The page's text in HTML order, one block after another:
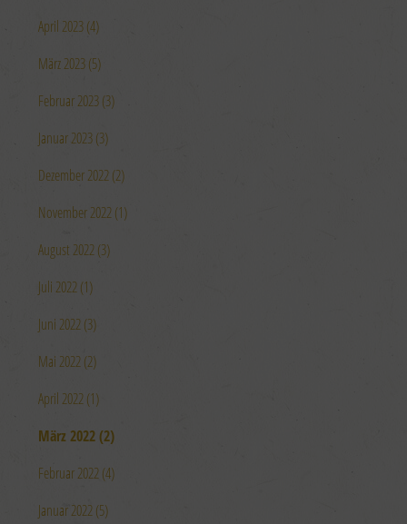
April 2023 (4)
März 2023 (5)
Februar 2023 (3)
Januar 2023 (3)
Dezember 2022 (2)
November 2022 (1)
August 2022 (3)
Juli 2022 (1)
Juni 2022 (3)
Mai 2022 (2)
April 2022 (1)
März 2022 (2)
Februar 2022 (4)
Januar 2022 (5)